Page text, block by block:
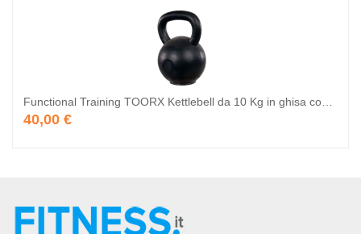
Functional Training TOORX Kettlebell da 10 Kg in ghisa con base in gomma
40,00 €